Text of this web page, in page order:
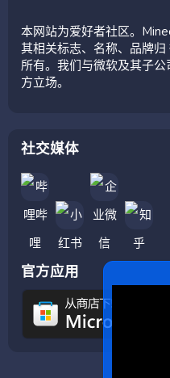
本网站为爱好者社区。
其相关标志、名称、品牌归
所有。我们与微软及其子
方立场。
社交媒体
官方应用